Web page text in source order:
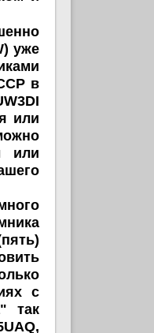
уже
в
или
или
с
так